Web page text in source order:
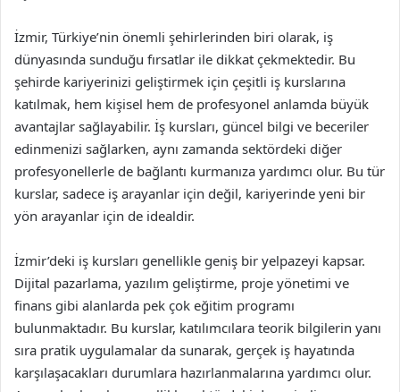
İzmir, Türkiye’nin önemli şehirlerinden biri olarak, iş
dünyasında sunduğu fırsatlar ile dikkat çekmektedir. Bu
şehirde kariyerinizi geliştirmek için çeşitli iş kurslarına
katılmak, hem kişisel hem de profesyonel anlamda büyük
avantajlar sağlayabilir. İş kursları, güncel bilgi ve beceriler
edinmenizi sağlarken, aynı zamanda sektördeki diğer
profesyonellerle de bağlantı kurmanıza yardımcı olur. Bu tür
kurslar, sadece iş arayanlar için değil, kariyerinde yeni bir
yön arayanlar için de idealdir.
İzmir’deki iş kursları genellikle geniş bir yelpazeyi kapsar.
Dijital pazarlama, yazılım geliştirme, proje yönetimi ve
finans gibi alanlarda pek çok eğitim programı
bulunmaktadır. Bu kurslar, katılımcılara teorik bilgilerin yanı
sıra pratik uygulamalar da sunarak, gerçek iş hayatında
karşılaşacakları durumlara hazırlanmalarına yardımcı olur.